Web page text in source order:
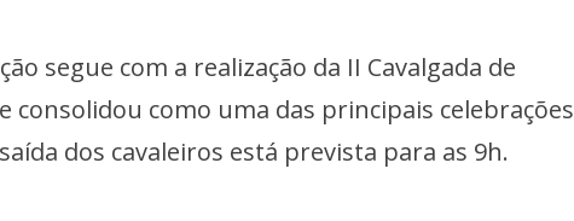
segue com a realização da II Cavalgada de
consolidou como uma das principais celebrações
dos cavaleiros está prevista para as 9h.